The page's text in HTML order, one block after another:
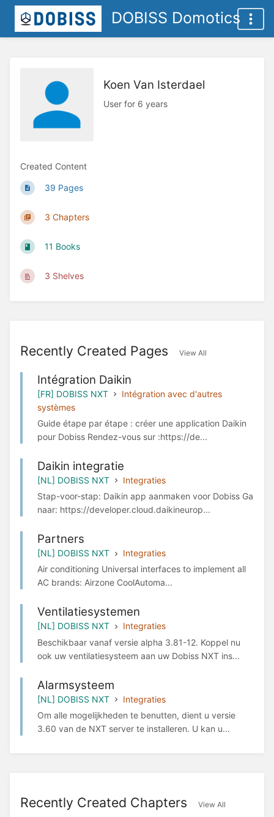
DOBISS Domotics
Koen Van Isterdael
User for 6 years
Created Content
39 Pages
3 Chapters
11 Books
3 Shelves
Recently Created Pages View All
Intégration Daikin
[FR] DOBISS NXT
Intégration avec d'autres
systèmes
Guide étape par étape : créer une application Daikin
pour Dobiss Rendez-vous sur :https://de...
Daikin integratie
[NL] DOBISS NXT
Integraties
Stap-voor-stap: Daikin app aanmaken voor Dobiss Ga
naar: https://developer.cloud.daikineurop...
Partners
[NL] DOBISS NXT
Integraties
Air conditioning Universal interfaces to implement all
AC brands: Airzone CoolAutoma...
Ventilatiesystemen
[NL] DOBISS NXT
Integraties
Beschikbaar vanaf versie alpha 3.81-12. Koppel nu
ook uw ventilatiesysteem aan uw Dobiss NXT ins...
Alarmsysteem
[NL] DOBISS NXT
Integraties
Om alle mogelijkheden te benutten, dient u versie
3.60 van de NXT server te installeren. U kan u...
Recently Created Chapters View All